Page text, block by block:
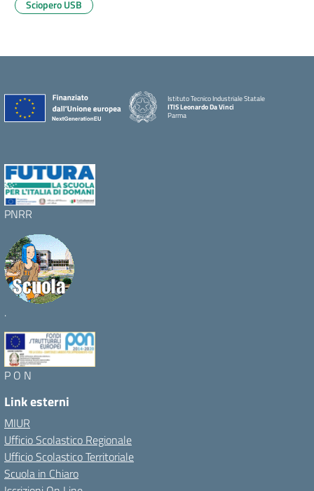
Sciopero USB
Istituto Tecnico Industriale Statale
ITIS Leonardo Da Vinci
Parma
PNRR
.
P O N
Link esterni
MIUR
Ufficio Scolastico Regionale
Ufficio Scolastico Territoriale
Scuola in Chiaro